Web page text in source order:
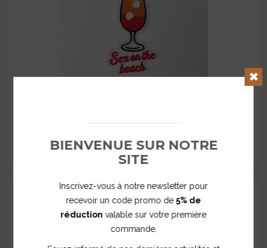
53,00 €
BIENVENUE SUR NOTRE
SITE
Inscrivez-vous à notre newsletter pour
recevoir un code promo de5% de
réduction valable sur votre première
commande.